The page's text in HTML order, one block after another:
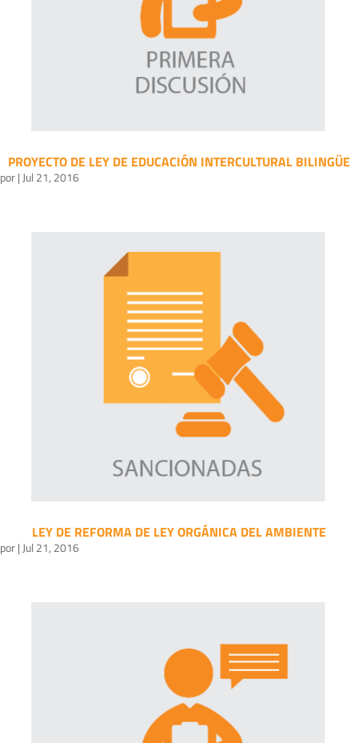
PROYECTO DE LEY DE EDUCACIÓN INTERCULTURAL BILINGÜE
por| Jul 21, 2016
LEY DE REFORMA DE LEY ORGÁNICA DEL AMBIENTE
por|Jul 21, 2016